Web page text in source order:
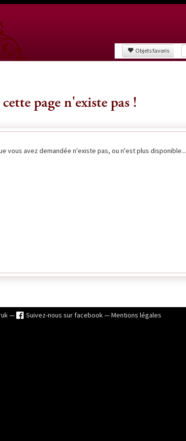
Objets favoris
page n'existe pas !
vous avez demandée n'existe pas, ou n'est plus disponible...
— Suivez-nous sur facebook—Mentions légales